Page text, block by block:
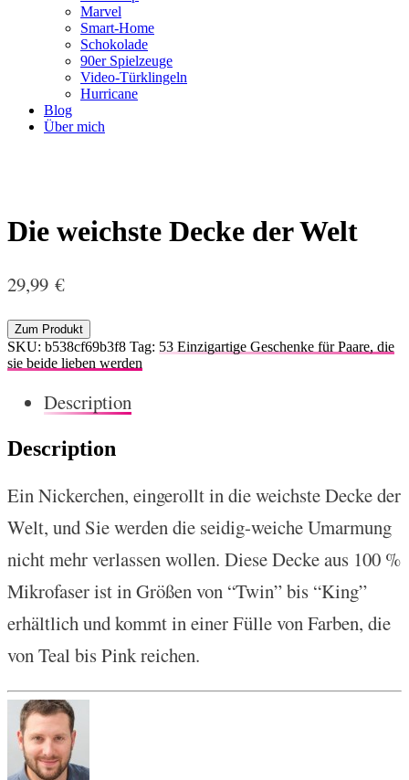
Marvel
Smart-Home
Schokolade
90er Spielzeuge
Video-Türklingeln
Hurricane
Blog
Über mich
Die weichste Decke der Welt
29,99 €
Zum Produkt
SKU: b538cf69b3f8 Tag: 53 Einzigartige Geschenke für Paare, die
sie beide lieben werden
Description
Description
Ein Nickerchen, eingerollt in die weichste Decke der
Welt, und Sie werden die seidig-weiche Umarmung
nicht mehr verlassen wollen. Diese Decke aus 100 %
Mikrofaser ist in Größen von “Twin” bis “King”
erhältlich und kommt in einer Fülle von Farben, die
von Teal bis Pink reichen.